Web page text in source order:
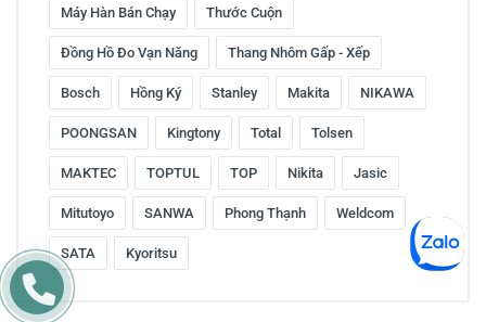
Máy Hàn Bán Chạy Thước Cuộn
Đồng Hồ Đo Vạn Năng Thang Nhôm Gấp - Xếp
Bosch Hồng Ký Stanley Makita NIKAWA
POONGSAN Kingtony Total Tolsen
MAKTEC TOPTUL TOP Nikita Jasic
Mitutoyo SANWA Phong Thạnh Weldcom
SATA Kyoritsu